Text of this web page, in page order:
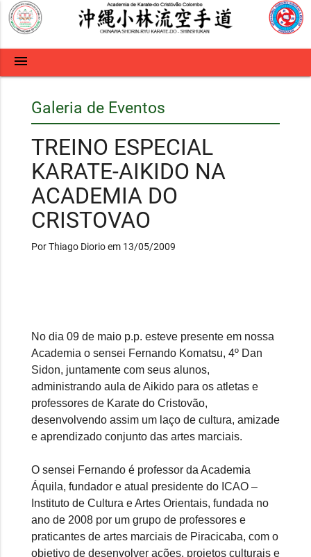
menu
Galeria de Eventos
TREINO ESPECIAL
KARATE-AIKIDO NA
ACADEMIA DO
CRISTOVAO
Por Thiago Diorio em 13/05/2009
No dia 09 de maio p.p. esteve presente em nossa
Academia o sensei Fernando Komatsu, 4º Dan
Sidon, juntamente com seus alunos,
administrando aula de Aikido para os atletas e
professores de Karate do Cristovão,
desenvolvendo assim um laço de cultura, amizade
e aprendizado conjunto das artes marciais.
O sensei Fernando é professor da Academia
Áquila, fundador e atual presidente do ICAO –
Instituto de Cultura e Artes Orientais, fundada no
ano de 2008 por um grupo de professores e
praticantes de artes marciais de Piracicaba, com o
objetivo de desenvolver ações, projetos culturais e